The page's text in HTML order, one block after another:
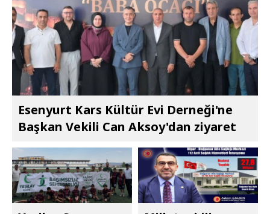
Esenyurt Kars Kültür Evi Derneği'ne
Başkan Vekili Can Aksoy'dan ziyaret